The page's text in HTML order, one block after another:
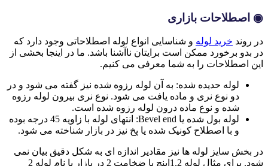
◉ اصطلاحات بازاری
در روند خرید لوله و شناسایی انواع لوله اصطلاحاتی وجود دارد که
در بدو برخورد ممکن است برایتان ناآشنا باشد. ما در اینجا بخشی از
این اصطلاحات را به شما معرفی می کنیم.
لوله حدیده شده: به آن لوله رزوه شده نیز گفته می شود و در
دو نوع نری و ماده یافت می شود. نوع نری بیرون لوله رزوه
شده و نوع ماده درون لوله رزوه شده است.
لوله بول شده یا Bevel end: انتهای لوله با زاویه 45 درجه بوده
و با اصطلاح کونیک شده یا پخ نیز در بازار شناخته می شود.
در بخش سایز لوله ها نیز مقادیر اندازه ای به شکل دقیق بیان نمی
شود. برای مثال لوله 1.2اینچ با ضخامت 2 در بازار با نام لوله 2